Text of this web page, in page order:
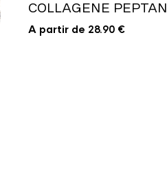
COLLAGENE PEPTAN
A partir de 28.90 €